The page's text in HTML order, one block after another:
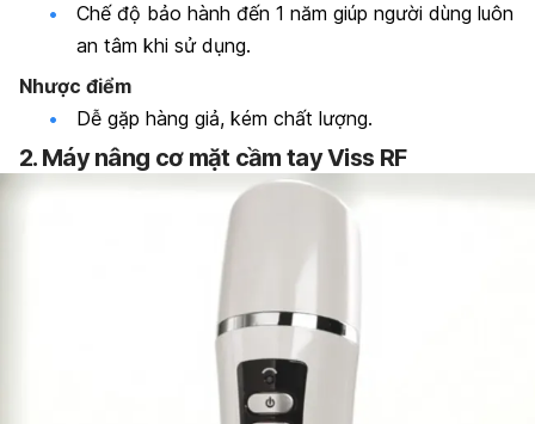
Chế độ bảo hành đến 1 năm giúp người dùng luôn
an tâm khi sử dụng.
Nhược điểm
Dễ gặp hàng giả, kém chất lượng.
2. Máy nâng cơ mặt cầm tay Viss RF